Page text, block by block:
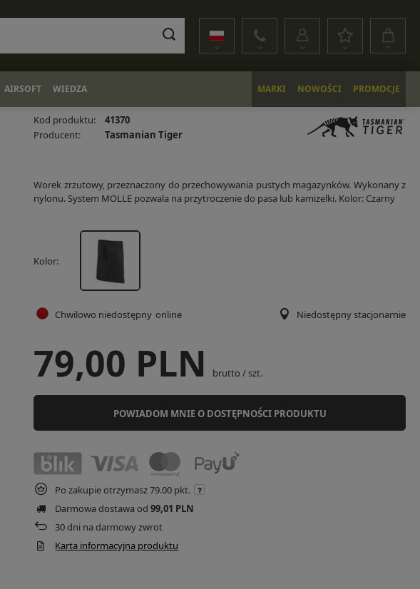
AIRSOFT WIEDZA MARKI NOWOŚCI PROMOCJE
Kod produktu:
41370
Producent:
Tasmanian Tiger
Worek zrzutowy, przeznaczony do przechowywania pustych magazynków. Wykonany z
nylonu. System MOLLE pozwala na przytroczenie do pasa lub kamizelki. Kolor: Czarny
Kolor
Chwilowo niedostępny online Niedostępny stacjonarnie
79,00 PLN brutto /szt.
POWIADOM MNIE O DOSTĘPNOŚCI PRODUKTU
Po zakupie otrzymasz79.00 pkt.
Darmowa dostawa od99,01 PLN
30dni na darmowy zwrot
Karta informacyjna produktu